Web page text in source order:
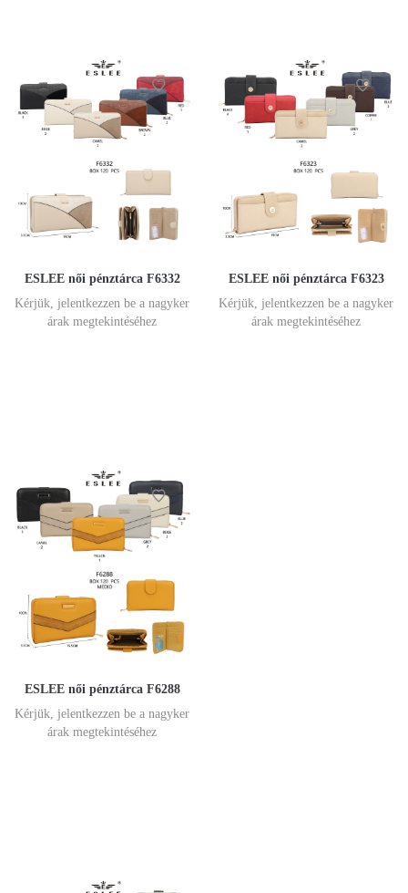
ESLEE női pénztárca F6332
Kérjük, jelentkezzen be a nagyker
árak megtekintéséhez
ESLEE női pénztárca F6323
Kérjük, jelentkezzen be a nagyker
árak megtekintéséhez
ESLEE női pénztárca F6288
Kérjük, jelentkezzen be a nagyker
árak megtekintéséhez